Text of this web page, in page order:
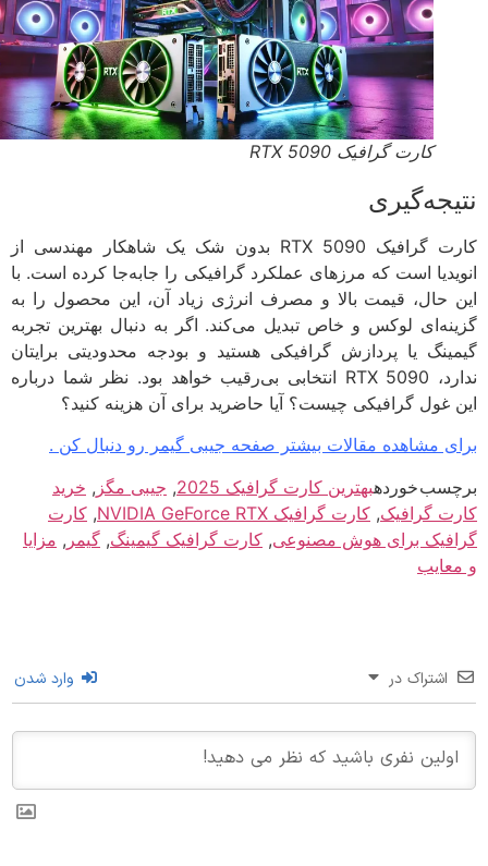
کارت گرافیک RTX 5090
کارت گرافیک RTX 5090 بدون شک یک شاهکار مهندسی از
است که مرزهای عملکرد گرافیکی را جابه‌جا کرده است. با
حال، قیمت بالا و مصرف انرژی زیاد آن، این محصول را به
لوکس و خاص تبدیل می‌کند. اگر به دنبال بهترین تجربه
یا پردازش گرافیکی هستید و بودجه محدودیتی برایتان
ندارد، RTX 5090 انتخابی بی‌رقیب خواهد بود. نظر شما درباره
غول گرافیکی چیست؟ آیا حاضرید برای آن هزینه کنید؟
مشاهده مقالات بیشتر صفحه جیبی گیمر رو دنبال کن .
خوردهبهترین کارت گرافیک 2025 ,جیبی مگز ,خرید
گرافیک ,کارت گرافیک NVIDIA GeForce RTX ,کارت
برای هوش مصنوعی,کارت گرافیک گیمینگ,گیمر,مزایا
اشتراک در وارد شدن